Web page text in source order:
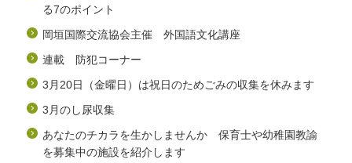
る7のポイント
岡垣国際交流協会主催 外国語文化講座
連載 防犯コーナー
3月20日（金曜日）は祝日のためごみの収集を休みます
3月のし尿収集
あなたのチカラを生かしませんか 保育士や幼稚園教諭
を募集中の施設を紹介します